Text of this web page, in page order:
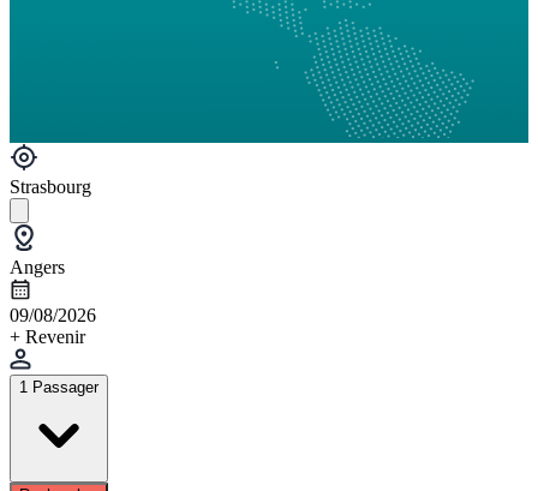
Strasbourg
Angers
09/08/2026
+ Revenir
1 Passager